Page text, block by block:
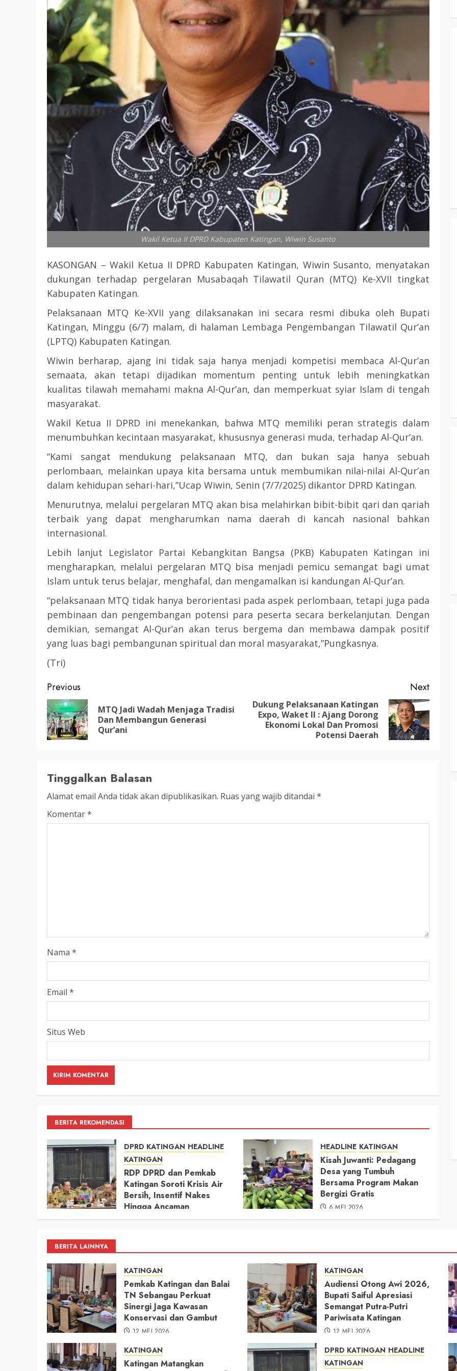
Wakil Ketua II DPRD Kabupaten Katingan, Wiwin Susanto
KASONGAN – Wakil Ketua II DPRD Kabupaten Katingan, Wiwin Susanto, menyatakan
dukungan terhadap pergelaran Musabaqah Tilawatil Quran (MTQ) Ke-XVII tingkat
Kabupaten Katingan.
Pelaksanaan MTQ Ke-XVII yang dilaksanakan ini secara resmi dibuka oleh Bupati
Katingan, Minggu (6/7) malam, di halaman Lembaga Pengembangan Tilawatil Qur’an
(LPTQ) Kabupaten Katingan.
Wiwin berharap, ajang ini tidak saja hanya menjadi kompetisi membaca Al-Qur’an
semaata, akan tetapi dijadikan momentum penting untuk lebih meningkatkan
kualitas tilawah memahami makna Al-Qur’an, dan memperkuat syiar Islam di tengah
masyarakat.
Wakil Ketua II DPRD ini menekankan, bahwa MTQ memiliki peran strategis dalam
menumbuhkan kecintaan masyarakat, khususnya generasi muda, terhadap Al-Qur’an.
“Kami sangat mendukung pelaksanaan MTQ, dan bukan saja hanya sebuah
perlombaan, melainkan upaya kita bersama untuk membumikan nilai-nilai Al-Qur’an
dalam kehidupan sehari-hari,”Ucap Wiwin, Senin (7/7/2025) dikantor DPRD Katingan.
Menurutnya, melalui pergelaran MTQ akan bisa melahirkan bibit-bibit qari dan qariah
terbaik yang dapat mengharumkan nama daerah di kancah nasional bahkan
internasional.
Lebih lanjut Legislator Partai Kebangkitan Bangsa (PKB) Kabupaten Katingan ini
mengharapkan, melalui pergelaran MTQ bisa menjadi pemicu semangat bagi umat
Islam untuk terus belajar, menghafal, dan mengamalkan isi kandungan Al-Qur’an.
“pelaksanaan MTQ tidak hanya berorientasi pada aspek perlombaan, tetapi juga pada
pembinaan dan pengembangan potensi para peserta secara berkelanjutan. Dengan
demikian, semangat Al-Qur’an akan terus bergema dan membawa dampak positif
yang luas bagi pembangunan spiritual dan moral masyarakat,”Pungkasnya.
(Tri)
Post
navigation
Previous
Previous
MTQ Jadi Wadah Menjaga Tradisi
Dan Membangun Generasi
Qur’ani
Next
Next
Dukung Pelaksanaan Katingan
Expo, Waket II : Ajang Dorong
Ekonomi Lokal Dan Promosi
Potensi Daerah
Tinggalkan Balasan
Alamat email Anda tidak akan dipublikasikan. Ruas yang wajib ditandai *
Komentar*
Nama *
Email *
Situs Web
BERITA REKOMENDASI
DPRD KATINGAN HEADLINE
KATINGAN
RDP DPRD dan Pemkab
Katingan Soroti Krisis Air
Bersih, Insentif Nakes
Hingga Ancaman
Pencemaran Sungai
HEADLINE KATINGAN
Kisah Juwanti: Pedagang
Desa yang Tumbuh
Bersama Program Makan
Bergizi Gratis
6 MEI 2026
3 min read
DPRD KATINGAN
RDP DPRD dan Pemkab Katingan
Soroti Krisis Air Bersih, Insentif
Pencemaran Sungai
TRIOKTA 11 MEI 2026
3 min read
KATINGAN
Kawasan Konservasi dan Gambut
TRIOKTA 12 MEI 2026
2 min read
Ribuan Warga Katingan Padati
Halaman DPRD Rayakan Hari
Parlemen dengan Jalan Sehat
3 min read
RDP DPRD dan Pemkab Katingan
Soroti Krisis Air Bersih, Insentif
Nakes Hingga Ancaman
Pencemaran Sungai
BERITA LAINNYA
KATINGAN
Pemkab Katingan dan Balai
TN Sebangau Perkuat
Sinergi Jaga Kawasan
Konservasi dan Gambut
12 MEI 2026
KATINGAN
Audiensi Otong Awi 2026,
Bupati Saiful Apresiasi
Semangat Putra-Putri
Pariwisata Katingan
12 MEI 2026
KATINGAN
Katingan Matangkan
DPRD KATINGAN HEADLINE
KATINGAN